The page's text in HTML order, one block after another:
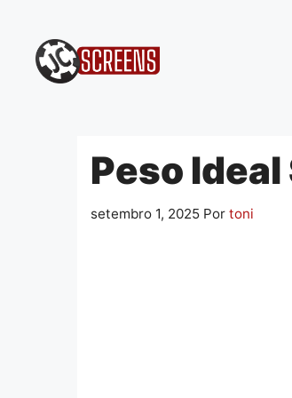
conteúdo
Peso
setembro 1, 2025 Por toni